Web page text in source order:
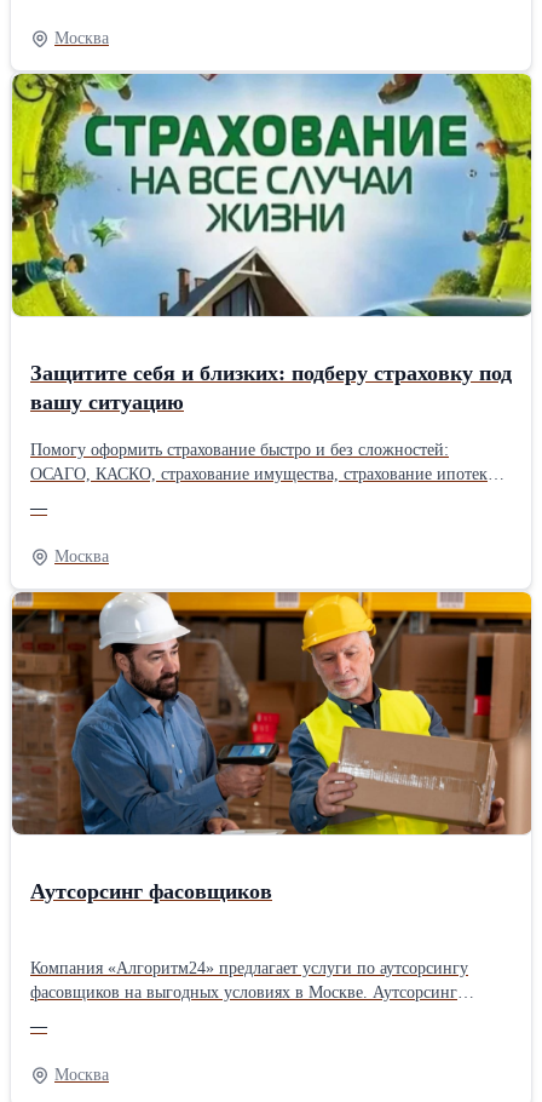
перевод и нотариальное заверение. Офис в центре Москвы в
шаговой доступности от метро Маяковская. Имеем огромный
практический опыт.
Москва
Защитите себя и близких: подберу страховку под
вашу ситуацию
Помогу оформить страхование быстро и без сложностей:
ОСАГО, КАСКО, страхование имущества, страхование ипотеки,
страховых компаний, объясню, что входит в покрытие, и покажу,
где можно сэкономить. Работаю онлайн. Звоните или пишите —
консультация бесплатная.
—
Москва
Аутсорсинг фасовщиков
Компания «Алгоритм24» предлагает услуги по аутсорсингу
фасовщиков на выгодных условиях в Москве. Аутсорсинг
стремящихся оптимизировать процессы и оперативно закрывать
потребности в рабочей силе. Услуга направлена на помощь с
профессиональным выполнением задач в производственной,
—
Москва